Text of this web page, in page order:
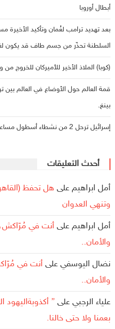
أبطال أوروبا
بعد تهديد ترامب لعُمان وتأكيد الأخيرة
السلطنة تحذّر من جسم طاف قد يكون
(كوبا) الملاذ الأخير للأميركان للخروج
قمة العالم حول الأوضاع في العالم
بينغ.
إسرائيل ترحل 2 من نشطاء أسطول مساعدات كان متجها إلى غزة
أحدث التعليقات
أمل ابراهيمعلى هل تحفظ
وتنهي العدوان
أمل ابراهيمعلى أنت في
والأمان..
نضال اليوسفيعلى أنت في
والأمان..
علياء الرجبيعلى ” أكذوبةاليهود
بعمنا ولا حتى خالنا.